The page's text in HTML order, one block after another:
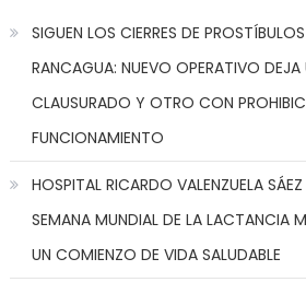
SIGUEN LOS CIERRES DE
RANCAGUA: NUEVO OPERATIVO DEJA
CLAUSURADO Y OTRO CON
FUNCIONAMIENTO
HOSPITAL RICARDO VALENZUELA
SEMANA MUNDIAL DE LA LACTANCIA
UN COMIENZO DE VIDA SALUDABLE